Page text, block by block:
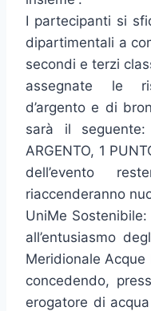
I partecipanti si
dipartimentali a
secondi e terzi
assegnate le
d’argento e di
sarà il
ARGENTO, 1
dell’evento
riaccenderanno
UniMe
all’entusiasmo
Meridionale Acque
concedendo,
erogatore di